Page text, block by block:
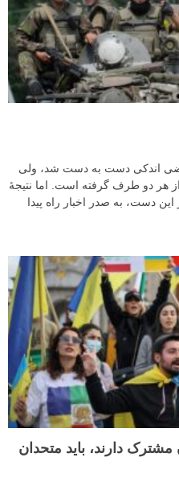
اندکی دست به دست شد، ولی
هر دو طرف گرفته است. اما نتیجهٔ
دست، به صدر اخبار راه پیدا
مشترک دارند، باید متحدان